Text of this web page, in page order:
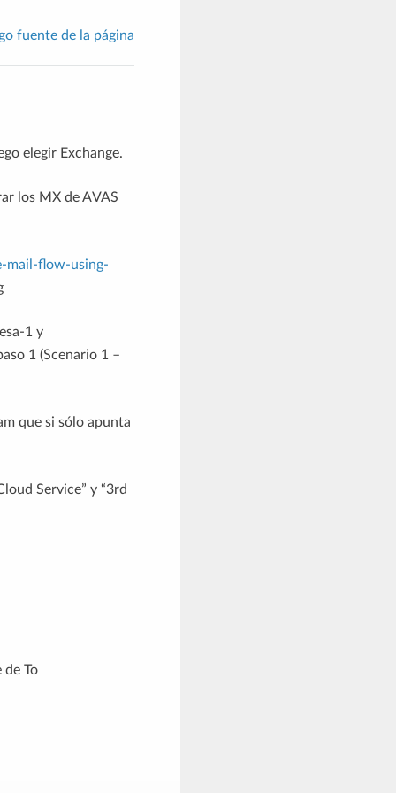
fuente de la página
elegir Exchange.
los MX de AVAS
mail-flow-using-
1 y
1 (Scenario 1 –
que si sólo apunta
Service” y “3rd
de To